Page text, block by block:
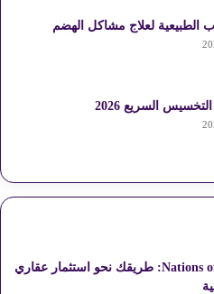
الطبيعية لعلاج مشاكل الهضم
السريع 2026
شركة Nations of Sky: طريقك نحو استثمار عقاري